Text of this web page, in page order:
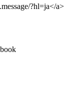
?hl=ja</a>